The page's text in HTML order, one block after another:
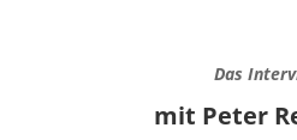
Das
mit Peter